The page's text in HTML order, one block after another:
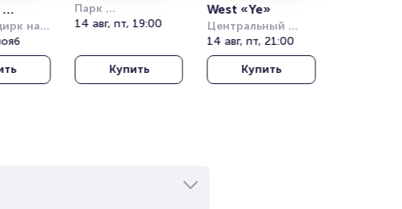
на
Парк
Кучукчифтлик
14 авг, пт, 19:00
Купить
West «Ye»
Центральный
стадион Алматы
14 авг, пт, 21:00
Купить